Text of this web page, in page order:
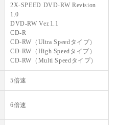
2X-SPEED DVD-RW Revision
1.0
DVD-RW Ver.1.1
CD-R
CD-RW（Ultra Speedタイプ）
CD-RW（High Speedタイプ）
CD-RW（Multi Speedタイプ）
5倍速
6倍速